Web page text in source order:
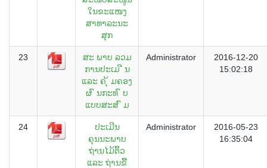
ໃນຂະແໜງ
ສາທາລະນະ
ສຸກ
23
ສະ​ ພາບ​ ລວມ​
ການປະເມ ີ ນ
ແລະ ຄ ຸ້ ມຄອງ
ຜ ົ ນກະທ ົ ບ
ແບບສະສ ົ ມ
Administrator
2016-12-20
15:02:18
24
ປະເມີນ
ຄຸນນະພາບ
ຖ່ານໄມ້ຕິ້ວ
ແລະ ຖ່ານຂີ້
Administrator
2016-05-23
16:35:04